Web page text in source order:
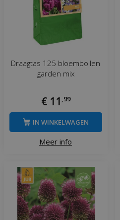
Draagtas 125 bloembollen
garden mix
€ 11 99
Meer info
IN WINKELWAGEN